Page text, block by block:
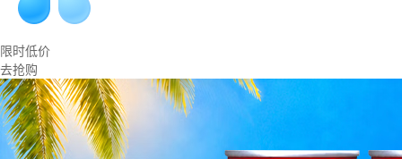
限时低价
去抢购